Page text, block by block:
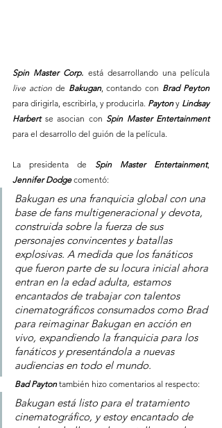
Spin Master Corp.
live action de Bakugan, contando con Brad Peyton
para dirigirla, escribirla, y producirla. Payton y Lindsay
Harbert se asocian con Spin Master Entertainment
para el desarrollo del guión de la película.
La presidenta de Spin Master Entertainment,
Jennifer Dodge comentó:
Bakugan es una franquicia global con una
base de fans multigeneracional y devota,
construida sobre la fuerza de sus
personajes convincentes y batallas
explosivas. A medida que los fanáticos
que fueron parte de su locura inicial ahora
entran en la edad adulta, estamos
encantados de trabajar con talentos
cinematográficos consumados como Brad
para reimaginar Bakugan en acción en
vivo, expandiendo la franquicia para los
fanáticos y presentándola a nuevas
audiencias en todo el mundo.
Bad Payton también hizo comentarios al respecto:
Bakugan está listo para el tratamiento
cinematográfico, y estoy encantado de